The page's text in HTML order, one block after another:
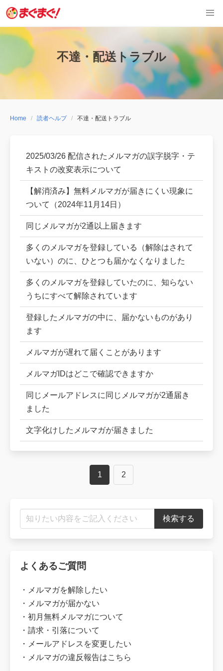
Skip
content
不達・配送トラブル
Home 読者ヘルプ 不達・配送トラブル
2025/03/26 配信されたメルマガの誤字脱字・テ
キストの改変表示について
【解消済み】無料メルマガが届きにくい現象に
ついて（2024年11月14日）
同じメルマガが2通以上届きます
多くのメルマガを登録している（解除はされて
いない）のに、ひとつも届かなくなりました
多くのメルマガを登録していたのに、知らない
うちにすべて解除されています
登録したメルマガの中に、届かないものがあり
ます
メルマガが遅れて届くことがあります
メルマガIDはどこで確認できますか
同じメールアドレスに同じメルマガが2通届き
ました
文字化けしたメルマガが届きました
1 2
よくあるご質問
・ メルマガを解除したい
・ メルマガが届かない
・ 初月無料メルマガについて
・ 請求・引落について
・ メールアドレスを変更したい
・ メルマガの違反報告はこちら